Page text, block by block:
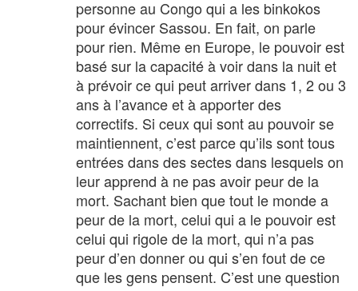
personne au Congo qui a les binkokos
pour évincer Sassou. En fait, on parle
pour rien. Même en Europe, le pouvoir est
basé sur la capacité à voir dans la nuit et
à prévoir ce qui peut arriver dans 1, 2 ou 3
ans à l’avance et à apporter des
correctifs. Si ceux qui sont au pouvoir se
maintiennent, c’est parce qu’ils sont tous
entrées dans des sectes dans lesquels on
leur apprend à ne pas avoir peur de la
mort. Sachant bien que tout le monde a
peur de la mort, celui qui a le pouvoir est
celui qui rigole de la mort, qui n’a pas
peur d’en donner ou qui s’en fout de ce
que les gens pensent. C’est une question